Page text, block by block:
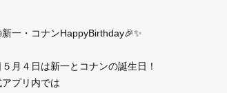
一・コナンHappyBirthday🎉✨
月４日は新一とコナンの誕生日！
プリ内では